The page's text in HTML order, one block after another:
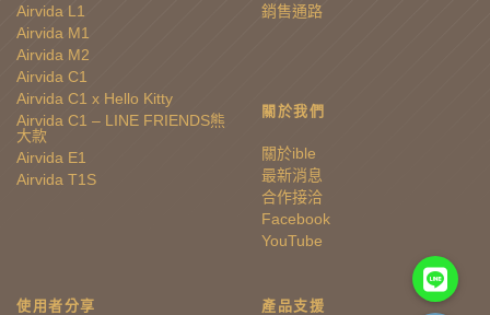
Airvida L1
Airvida M1
Airvida M2
Airvida C1
Airvida C1 x Hello Kitty
Airvida C1 – LINE FRIENDS熊
大款
Airvida E1
Airvida T1S
銷售通路
關於我們
關於ible
最新消息
合作接洽
Facebook
YouTube
使用者分享 產品支援